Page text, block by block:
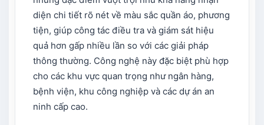
diện chi tiết rõ nét về màu sắc quần áo, phương
tiện, giúp công tác điều tra và giám sát hiệu
quả hơn gấp nhiều lần so với các giải pháp
thông thường. Công nghệ này đặc biệt phù hợp
cho các khu vực quan trọng như ngân hàng,
bệnh viện, khu công nghiệp và các dự án an
ninh cấp cao.